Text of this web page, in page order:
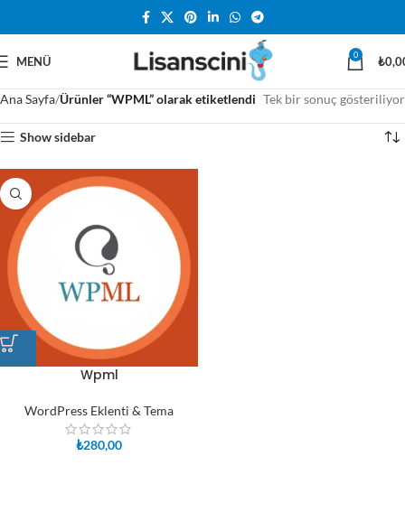
MENÜ 0 ₺
Ana Sayfa Ürünler “WPML” olarak etiketlendi Tek bir sonuç gösteriliyor
Show sidebar
Wpml
WordPress Eklenti & Tema
₺280,00